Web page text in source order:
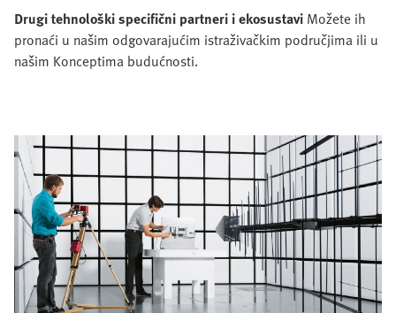
Drugi tehnološki specifični partneri i ekosustavi Možete ih
pronaći u našim odgovarajućim istraživačkim područjima ili u
našim Konceptima budućnosti.